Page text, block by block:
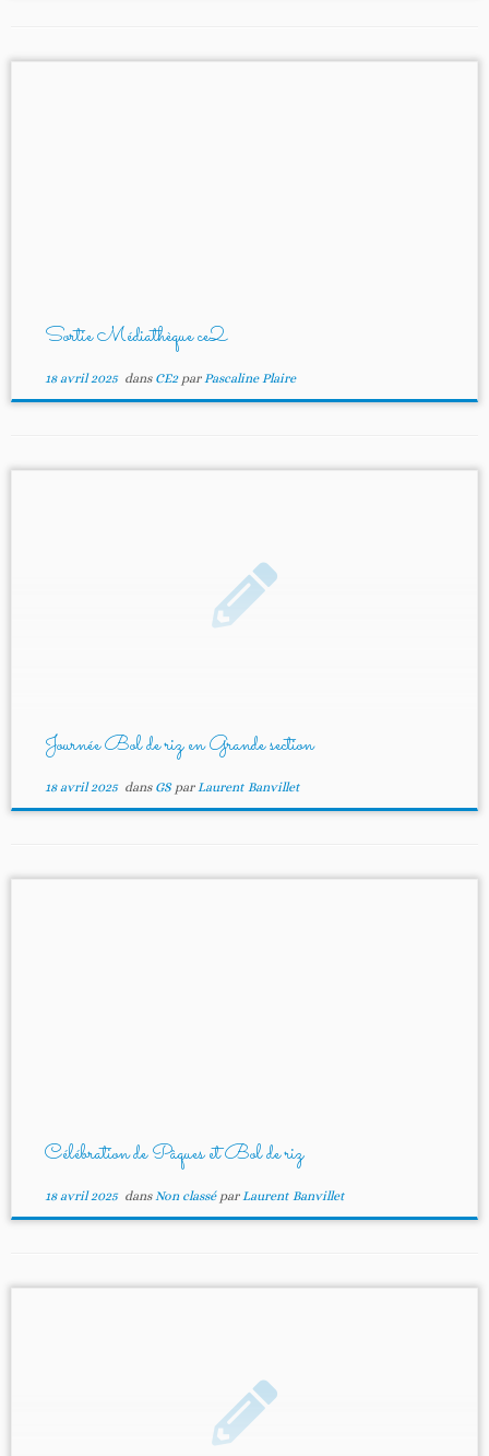
Sortie Médiathèque ce2
18 avril 2025dans CE2 parPascaline Plaire
Journée Bol de riz en Grande section
18 avril 2025dans GS parLaurent Banvillet
Célébration de Pâques et Bol de riz
18 avril 2025dansNon classé parLaurent Banvillet